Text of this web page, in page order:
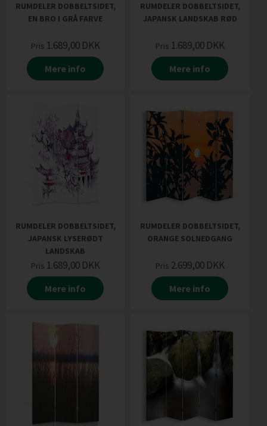
RUMDELER DOBBELTSIDET,
EN BRO I GRÅ FARVE
Pris 1.689,00 DKK
Mere info
RUMDELER DOBBELTSIDET,
JAPANSK LANDSKAB RØD
Pris 1.689,00 DKK
Mere info
RUMDELER DOBBELTSIDET,
JAPANSK LYSERØDT
LANDSKAB
Pris 1.689,00 DKK
Mere info
RUMDELER DOBBELTSIDET,
ORANGE SOLNEDGANG
Pris 2.699,00 DKK
Mere info